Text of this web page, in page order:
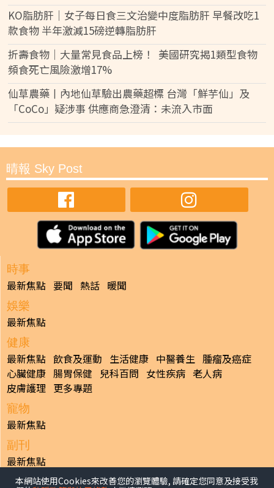
KO脂肪肝｜女子每日食三文治變中度脂肪肝 早餐改吃1
款食物 半年激減15磅逆轉脂肪肝
折壽食物｜大量常見食品上榜！ 美國研究揭1類型食物
頻食死亡風險激增17%
仙草農藥丨內地仙草驗出農藥超標 台灣「鮮芋仙」及
「CoCo」疑涉事 供應商急澄清：未流入市面
晴報 Sky Post
時事
最新焦點 要聞 熱話 暖聞
娛樂
最新焦點
健康
最新焦點 飲食及運動 生活健康 中醫養生 腫瘤及癌症
心臟健康 腸胃保健 兒科百問 女性疾病 老人病
皮膚護理 更多專題
寵物
最新焦點
副刊
最新焦點
日報
本網站使用Cookies來改善您的瀏覽體驗, 請確定您同意及接受我